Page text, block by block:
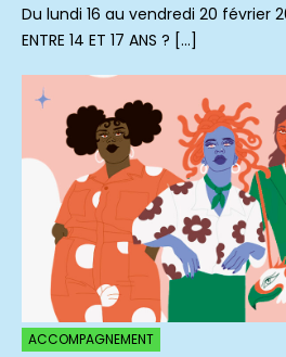
Du lundi 16 au vendredi 20 février
ENTRE 14 ET 17 ANS ? […]
ACCOMPAGNEMENT